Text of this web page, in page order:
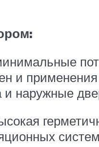
и
наружные